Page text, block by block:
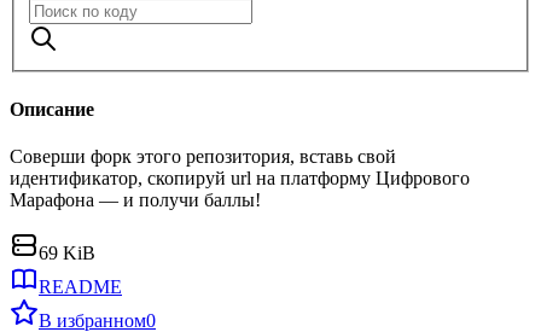
Описание
Соверши форк этого репозитория, вставь свой
идентификатор, скопируй url на платформу Цифрового
Марафона — и получи баллы!
69 KiB
README
В избранном0